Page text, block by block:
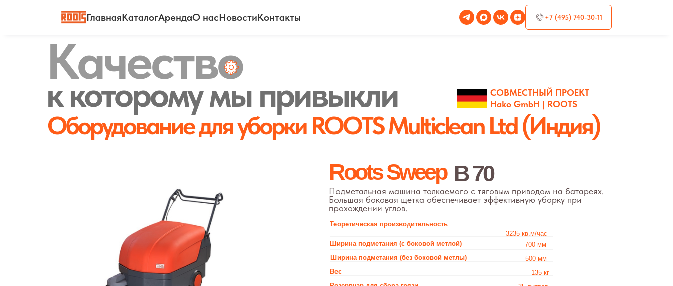
ГлавнаяКаталогАрендаО насНовостиКонтакты +7 (495) 740-30-11
Качество
к которомумы привыкли
Оборудование для уборки ROOTS Multiclean Ltd (Индия)
СОВМЕСТНЫЙ ПРОЕКТ
Hako GmbH | ROOTS
Теоретическая производительность
Ширина подметания (без боковой метлы)
Резервуар для сбора грязи
35 литров
Подметальная машина толкаемого с тяговым приводом на батареях.
Большая боковая щетка обеспечивает эффективную уборку при
прохождении углов.